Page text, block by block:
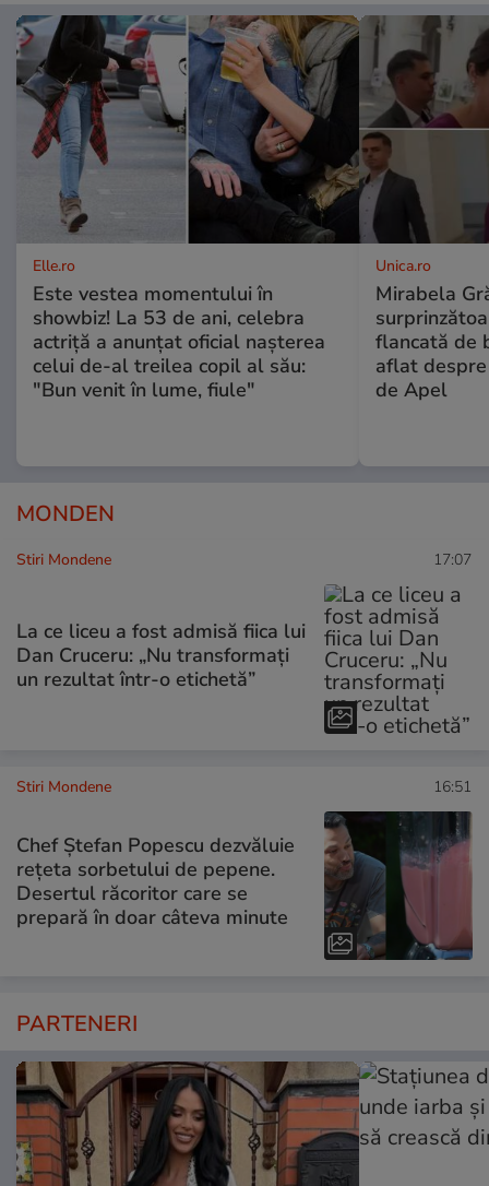
Elle.ro
Este vestea momentului în
showbiz! La 53 de ani, celebra
actriță a anunțat oficial nașterea
celui de-al treilea copil al său:
"Bun venit în lume, fiule"
Unica.ro
Mirabela
flancată de
aflat
de Apel
MONDEN
Stiri Mondene 17:07
La ce liceu a fost admisă fiica lui
Dan Cruceru: „Nu transformați
un rezultat într-o etichetă”
Stiri Mondene 16:51
Chef Ștefan Popescu dezvăluie
rețeta sorbetului de pepene.
Desertul răcoritor care se
prepară în doar câteva minute
PARTENERI